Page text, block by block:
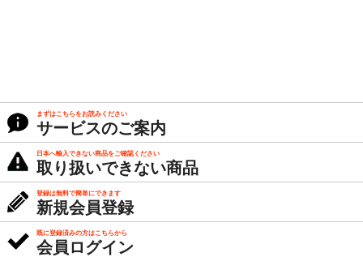
まずはこちらをお読みください
サービスのご案内
日本へ輸入できない商品をご確認ください
取り扱いできない商品
登録は無料で簡単にできます
新規会員登録
既に登録済みの方はこちらから
会員ログイン